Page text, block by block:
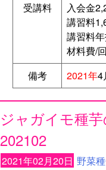
受講料
入会金
講習料
講習料
材料費/回
備考
2021年4
ジャガイモ種
202102
2021年02月20日 野菜